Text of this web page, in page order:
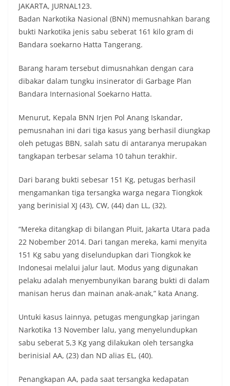
JAKARTA, JURNAL123.
Badan Narkotika Nasional (BNN) memusnahkan barang
bukti Narkotika jenis sabu seberat 161 kilo gram di
Bandara soekarno Hatta Tangerang.
Barang haram tersebut dimusnahkan dengan cara
dibakar dalam tungku insinerator di Garbage Plan
Bandara Internasional Soekarno Hatta.
Menurut, Kepala BNN Irjen Pol Anang Iskandar,
pemusnahan ini dari tiga kasus yang berhasil diungkap
oleh petugas BBN, salah satu di antaranya merupakan
tangkapan terbesar selama 10 tahun terakhir.
Dari barang bukti sebesar 151 Kg, petugas berhasil
mengamankan tiga tersangka warga negara Tiongkok
yang berinisial XJ (43), CW, (44) dan LL, (32).
“Mereka ditangkap di bilangan Pluit, Jakarta Utara pada
22 Nobember 2014. Dari tangan mereka, kami menyita
151 Kg sabu yang diselundupkan dari Tiongkok ke
Indonesai melalui jalur laut. Modus yang digunakan
pelaku adalah menyembunyikan barang bukti di dalam
manisan herus dan mainan anak-anak,” kata Anang.
Untuki kasus lainnya, petugas mengungkap jaringan
Narkotika 13 November lalu, yang menyelundupkan
sabu seberat 5,3 Kg yang dilakukan oleh tersangka
berinisial AA, (23) dan ND alias EL, (40).
Penangkapan AA, pada saat tersangka kedapatan